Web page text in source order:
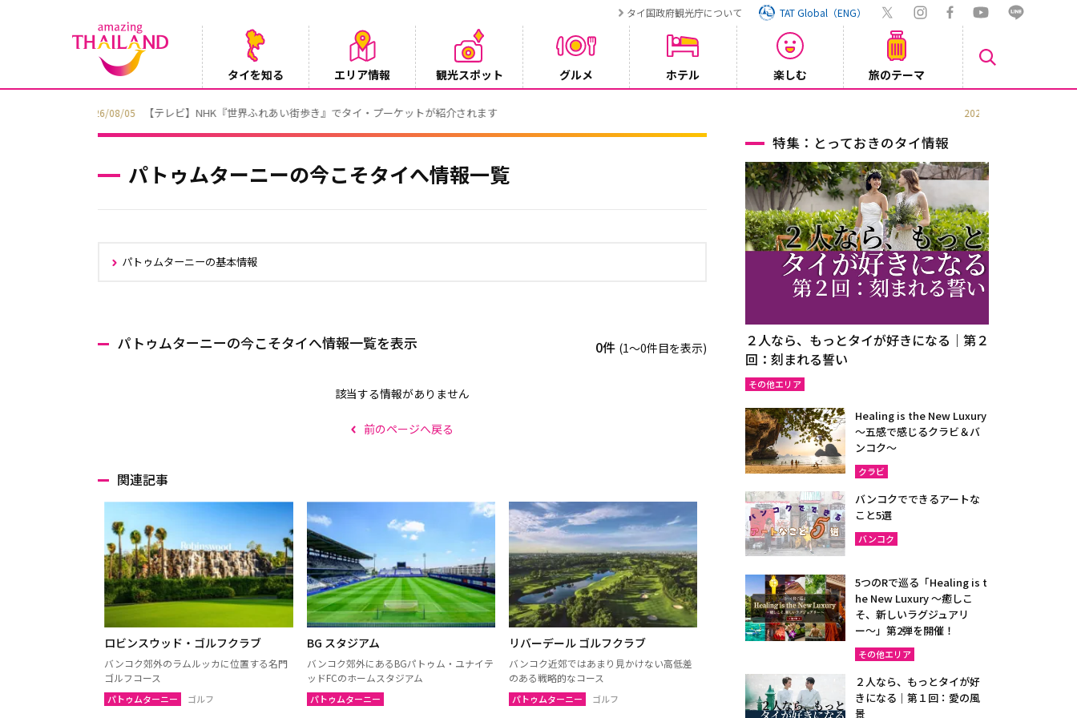
タイ国政府観光庁について TAT Global（ENG）
タイを知る エリア情報 観光スポット グルメ ホテル 楽しむ 旅のテーマ
2026/08/04 Instagramでタイパンツを当てようキャンペーン
パトゥムターニーの今こそタイへ情報一覧
パトゥムターニーの基本情報
パトゥムターニーの今こそタイへ情報一覧を表示 0件 (1〜0件目を表示)
該当する情報がありません
前のページへ戻る
関連記事
ロビンスウッド・ゴルフクラブ
バンコク郊外のラムルッカに位置する名門
ゴルフコース
パトゥムターニー ゴルフ
BG スタジアム
バンコク郊外にあるBGパトゥム・ユナイテ
ッドFCのホームスタジアム
パトゥムターニー
リバーデール ゴルフクラブ
バンコク近郊ではあまり見かけない高低差
のある戦略的なコース
パトゥムターニー ゴルフ
特集：とっておきのタイ情報
２人なら、もっとタイが好きになる｜第２
回：刻まれる誓い
その他エリア
Healing is the New Luxury
～五感で感じるクラビ＆バ
ンコク～
クラビ
バンコクでできるアートな
こと5選
バンコク
5つのRで巡る「Healing is t
he New Luxury ～癒しこ
そ、新しいラグジュアリ
ー〜」第2弾を開催！
その他エリア
２人なら、もっとタイが好
きになる｜第１回：愛の風
景